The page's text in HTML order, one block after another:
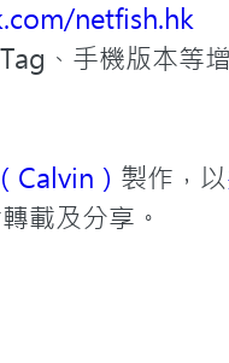
netfish.hk
、手機版本等
Calvin） 製作，以
載及分享。